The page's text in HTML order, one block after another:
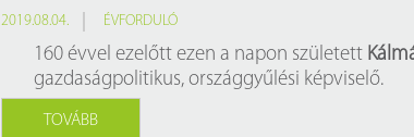
2019.08.04. ÉVFORDULÓ
160 évvel ezelőtt ezen a napon született
gazdaságpolitikus, országgyűlési képviselő.
TOVÁBB